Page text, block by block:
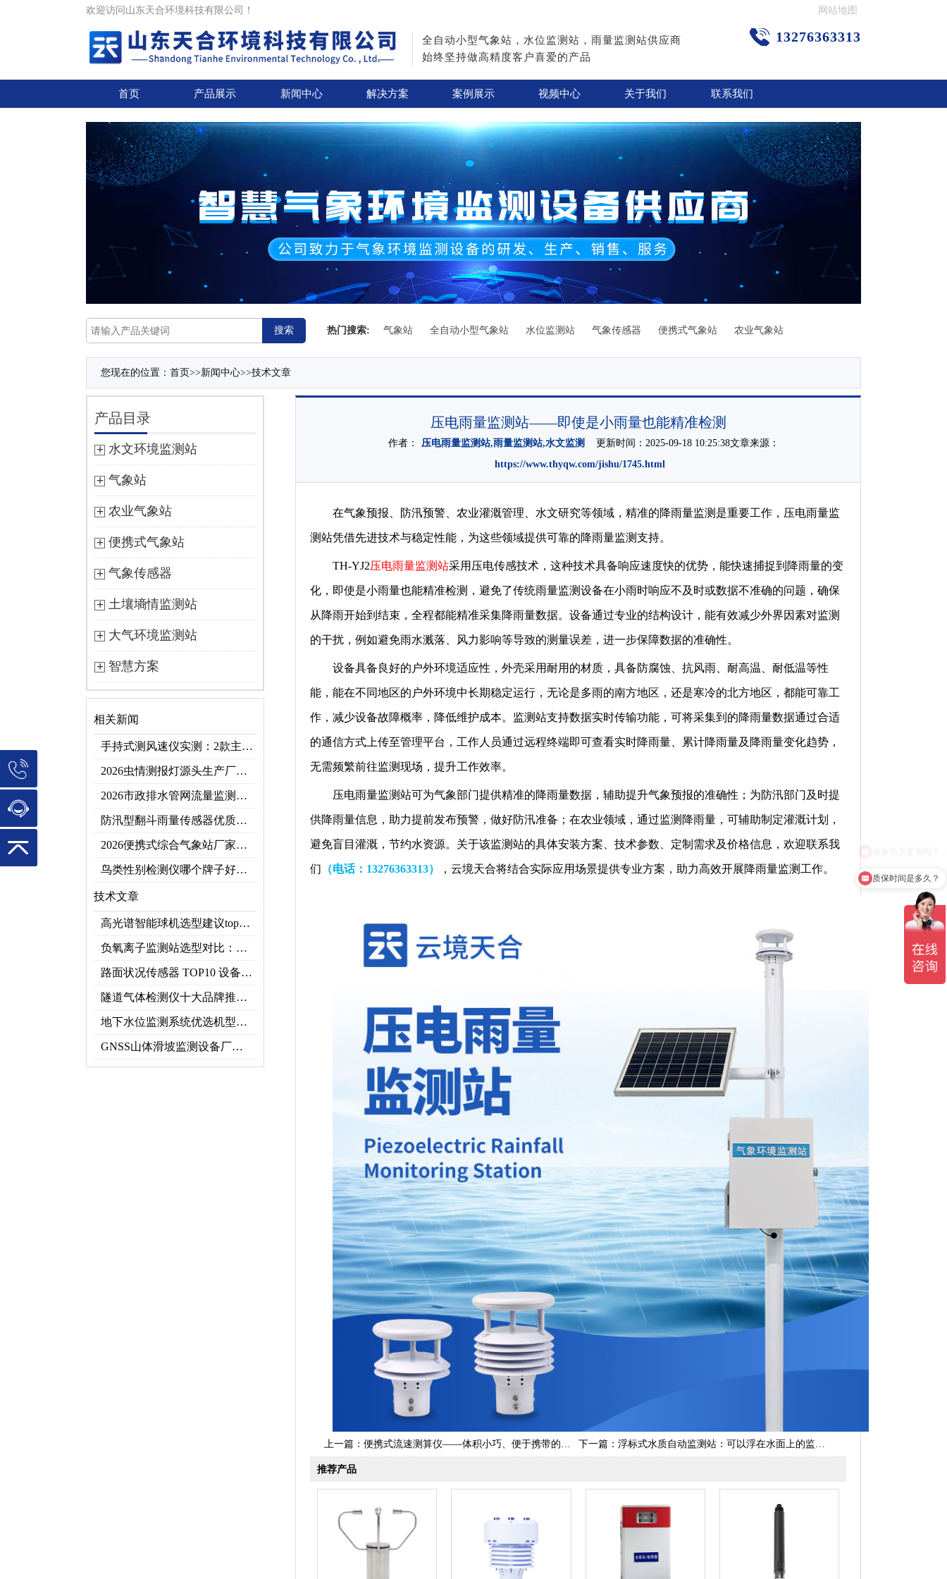
欢迎访问山东天合环境科技有限公司！ 网站地图
全自动小型气象站，水位监测站，雨量监测站供应商
始终坚持做高精度客户喜爱的产品
13276363313
首页 产品展示 新闻中心 解决方案 案例展示 视频中心 关于我们 联系我们
热门搜索: 气象站 全自动小型气象站 水位监测站 气象传感器 便携式气象站 农业气象站
您现在的位置： 首页>>新闻中心>>技术文章
产品目录
水文环境监测站
气象站
农业气象站
便携式气象站
气象传感器
土壤墒情监测站
大气环境监测站
智慧方案
相关新闻
手持式测风速仪实测：2款主流型号参数对比+3类应用场景
2026虫情测报灯源头生产厂家优选推荐：云境天合
2026市政排水管网流量监测系统top10推荐榜：高精度+多维度监测管网环境
防汛型翻斗雨量传感器优质厂家 TOP5 榜首
2026便携式综合气象站厂家排行！应急临时建站首选双品牌
鸟类性别检测仪哪个牌子好？2026禽类性别快速鉴别设备品牌推荐
技术文章
高光谱智能球机选型建议top推荐（附参数表）
负氧离子监测站选型对比：云境天合 TH-FZ5 与天蔚 TW-FZ4 推荐
路面状况传感器 TOP10 设备推荐榜单
隧道气体检测仪十大品牌推荐榜单（2026行业TOP10）
地下水位监测系统优选机型：TH-DSW2深井地下水智能在线监测解决方案
GNSS山体滑坡监测设备厂家实力排行｜2026地质灾害监测优选
压电雨量监测站——即使是小雨量也能精准检测
作者： 压电雨量监测站,雨量监测站,水文监测
更新时间：2025-09-18 10:25:38文章来源：
https://www.thyqw.com/jishu/1745.html
在气象预报、防汛预警、农业灌溉管理、水文研究等领域，精准的降雨量监测是重要工作，压电雨量监
测站凭借先进技术与稳定性能，为这些领域提供可靠的降雨量监测支持。
TH-YJ2压电雨量监测站采用压电传感技术，这种技术具备响应速度快的优势，能快速捕捉到降雨量的变
化，即使是小雨量也能精准检测，避免了传统雨量监测设备在小雨时响应不及时或数据不准确的问题，确保
从降雨开始到结束，全程都能精准采集降雨量数据。设备通过专业的结构设计，能有效减少外界因素对监测
的干扰，例如避免雨水溅落、风力影响等导致的测量误差，进一步保障数据的准确性。
设备具备良好的户外环境适应性，外壳采用耐用的材质，具备防腐蚀、抗风雨、耐高温、耐低温等性
能，能在不同地区的户外环境中长期稳定运行，无论是多雨的南方地区，还是寒冷的北方地区，都能可靠工
作，减少设备故障概率，降低维护成本。监测站支持数据实时传输功能，可将采集到的降雨量数据通过合适
的通信方式上传至管理平台，工作人员通过远程终端即可查看实时降雨量、累计降雨量及降雨量变化趋势，
无需频繁前往监测现场，提升工作效率。
压电雨量监测站可为气象部门提供精准的降雨量数据，辅助提升气象预报的准确性；为防汛部门及时提
供降雨量信息，助力提前发布预警，做好防汛准备；在农业领域，通过监测降雨量，可辅助制定灌溉计划，
避免盲目灌溉，节约水资源。关于该监测站的具体安装方案、技术参数、定制需求及价格信息，欢迎联系我
们 （电话：13276363313） ，云境天合将结合实际应用场景提供专业方案，助力高效开展降雨量监测工作。
上一篇： 便携式流速测算仪——体积小巧、便于携带的水流测速仪器 下一篇： 浮标式水质自动监测站：可以浮在水面上的监测设备
推荐产品
质保时间是多久？